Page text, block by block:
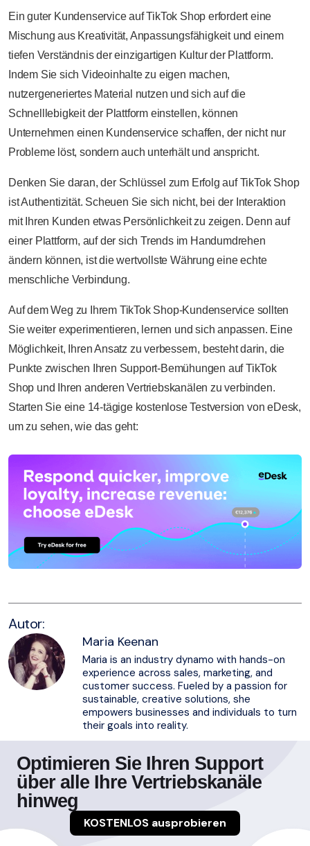
Ein guter Kundenservice auf TikTok Shop erfordert eine
Mischung aus Kreativität, Anpassungsfähigkeit und einem
tiefen Verständnis der einzigartigen Kultur der Plattform.
Indem Sie sich Videoinhalte zu eigen machen,
nutzergeneriertes Material nutzen und sich auf die
Schnelllebigkeit der Plattform einstellen, können
Unternehmen einen Kundenservice schaffen, der nicht nur
Probleme löst, sondern auch unterhält und anspricht.
Denken Sie daran, der Schlüssel zum Erfolg auf TikTok Shop
ist Authentizität. Scheuen Sie sich nicht, bei der Interaktion
mit Ihren Kunden etwas Persönlichkeit zu zeigen. Denn auf
einer Plattform, auf der sich Trends im Handumdrehen
ändern können, ist die wertvollste Währung eine echte
menschliche Verbindung.
Auf dem Weg zu Ihrem TikTok Shop-Kundenservice sollten
Sie weiter experimentieren, lernen und sich anpassen. Eine
Möglichkeit, Ihren Ansatz zu verbessern, besteht darin, die
Punkte zwischen Ihren Support-Bemühungen auf TikTok
Shop und Ihren anderen Vertriebskanälen zu verbinden.
Starten Sie eine 14-tägige kostenlose Testversion von eDesk,
um zu sehen, wie das geht:
Autor:
Maria Keenan
Maria is an industry dynamo with hands-on
experience across sales, marketing, and
customer success. Fueled by a passion for
sustainable, creative solutions, she
empowers businesses and individuals to turn
their goals into reality.
Optimieren Sie Ihren Support
über alle Ihre Vertriebskanäle
hinweg
KOSTENLOS ausprobieren